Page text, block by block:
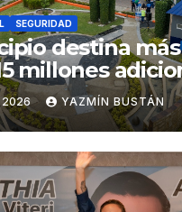
SEGURIDAD
destina
millones
EP para
ciudadana
2026 YAZMÍN BUSTÁN